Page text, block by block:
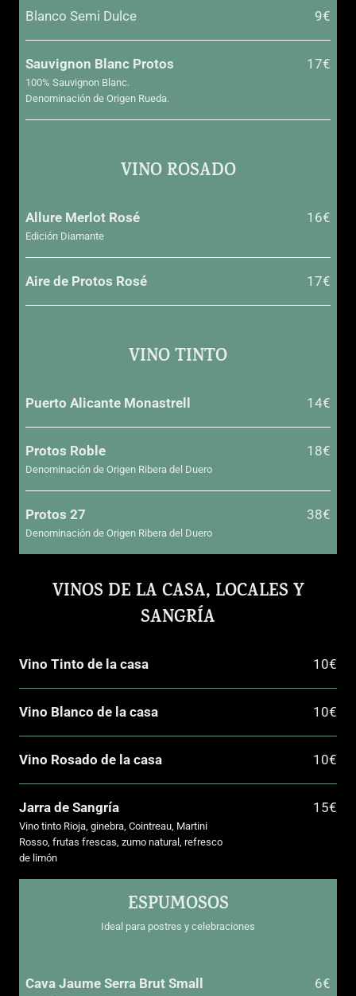
Blanco Semi Dulce 9€
Sauvignon Blanc Protos
100% Sauvignon Blanc.
Denominación de Origen Rueda.
17€
VINO ROSADO
Allure Merlot Rosé
Edición Diamante
16€
Aire de Protos Rosé 17€
VINO TINTO
Puerto Alicante Monastrell 14€
Protos Roble
Denominación de Origen Ribera del Duero
18€
Protos 27
Denominación de Origen Ribera del Duero
38€
VINOS DE LA CASA, LOCALES Y
SANGRÍA
Vino Tinto de la casa 10€
Vino Blanco de la casa 10€
Vino Rosado de la casa 10€
Jarra de Sangría
Vino tinto Rioja, ginebra, Cointreau, Martini
Rosso, frutas frescas, zumo natural, refresco
de limón
15€
ESPUMOSOS
Ideal para postres y celebraciones
Cava Jaume Serra Brut Small
6€